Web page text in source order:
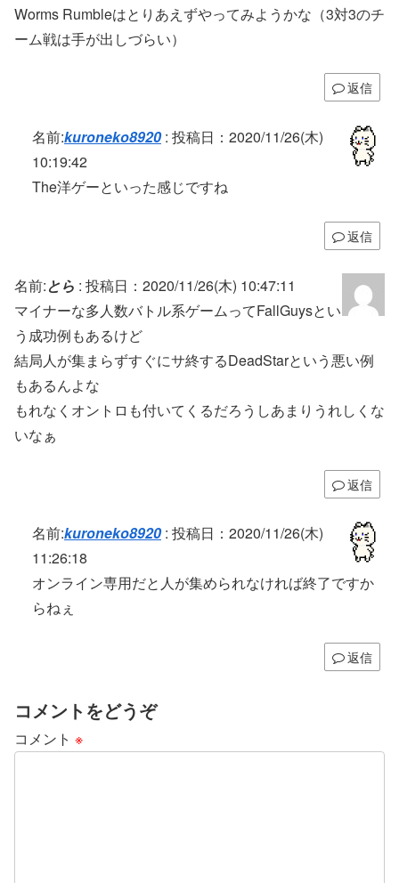
Worms Rumbleはとりあえずやってみようかな（3対3のチ
ーム戦は手が出しづらい）
返信
名前:kuroneko8920: 投稿日：2020/11/26(木)
10:19:42
The洋ゲーといった感じですね
返信
名前:とら : 投稿日：2020/11/26(木) 10:47:11
マイナーな多人数バトル系ゲームってFallGuysとい
う成功例もあるけど
結局人が集まらずすぐにサ終するDeadStarという悪い例
もあるんよな
もれなくオントロも付いてくるだろうしあまりうれしくな
いなぁ
返信
名前:kuroneko8920: 投稿日：2020/11/26(木)
11:26:18
オンライン専用だと人が集められなければ終了ですか
らねぇ
返信
コメントをどうぞ
コメント ※